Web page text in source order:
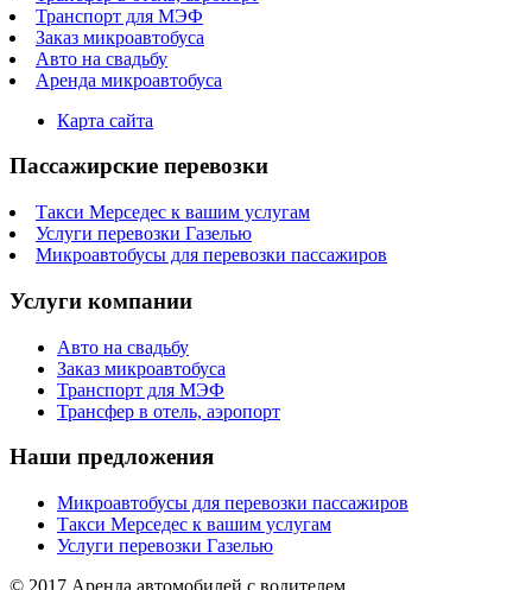
Транспорт для МЭФ
Заказ микроавтобуса
Авто на свадьбу
Аренда микроавтобуса
Карта сайта
Пассажирские перевозки
Такси Мерседес к вашим услугам
Услуги перевозки Газелью
Микроавтобусы для перевозки пассажиров
Услуги компании
Авто на свадьбу
Заказ микроавтобуса
Транспорт для МЭФ
Трансфер в отель, аэропорт
Наши предложения
Микроавтобусы для перевозки пассажиров
Такси Мерседес к вашим услугам
Услуги перевозки Газелью
© 2017 Аренда автомобилей с водителем